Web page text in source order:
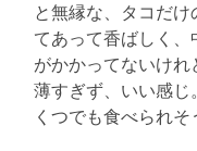
と無縁な、タコだ
てあって香ばしく、
がかかってないけ
薄すぎず、いい感
くつでも食べられそ